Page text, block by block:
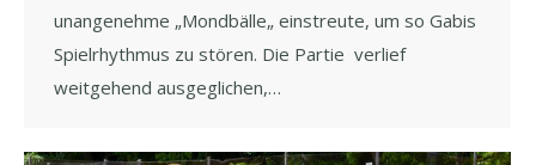
unangenehme „Mondbälle„ einstreute, um so Gabis
Spielrhythmus zu stören. Die Partie verlief
weitgehend ausgeglichen,…